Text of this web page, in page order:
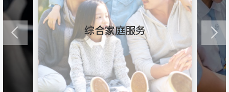
综合家庭服务